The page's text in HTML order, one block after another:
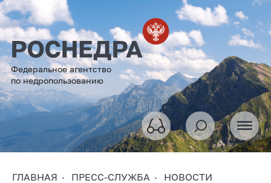
Федеральное агентство
по недропользованию
ГЛАВНАЯ ПРЕСС-СЛУЖБА НОВОСТИ